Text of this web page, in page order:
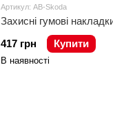
Артикул: AB-Skoda
Захисні гумові
417 грн
Купити
В наявності